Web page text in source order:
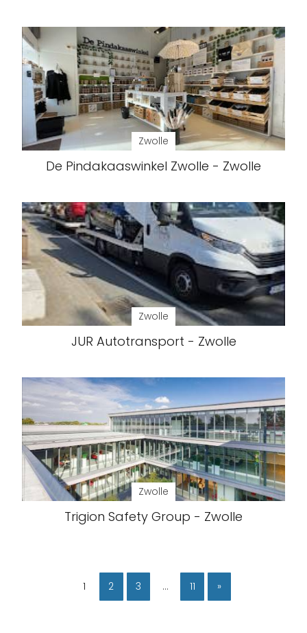
Zwolle
De Pindakaaswinkel Zwolle - Zwolle
Zwolle
JUR Autotransport - Zwolle
Zwolle
Trigion Safety Group - Zwolle
1 2 3 … 11 »